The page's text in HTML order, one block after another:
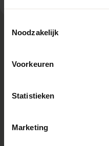
Noodzakelijk
Voorkeuren
Statistieken
Marketing
fabriek
fabrieken in Heerenveen
samen met onze online